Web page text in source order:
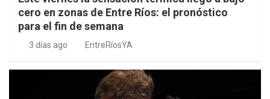
cero en zonas de Entre Ríos: el pronóstico
para el fin de semana
3 días ago EntreRíosYA